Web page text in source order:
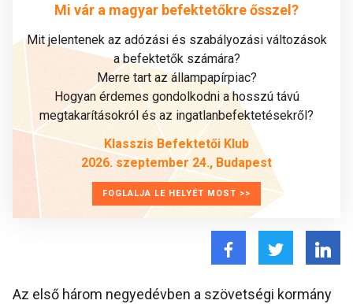
Mi vár a magyar befektetőkre ősszel?
Mit jelentenek az adózási és szabályozási változások
a befektetők számára?
Merre tart az állampapírpiac?
Hogyan érdemes gondolkodni a hosszú távú
megtakarításokról és az ingatlanbefektetésekről?
Klasszis Befektetői Klub
2026. szeptember 24., Budapest
FOGLALJA LE HELYÉT MOST >>
Az első három negyedévben a szövetségi kormány